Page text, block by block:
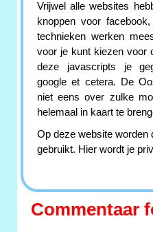
Vrijwel alle websites
knoppen voor
technieken werken
voor je kunt kiezen voor
deze javascripts je
google et cetera. De
niet eens over zulke
helemaal in kaart te
Op deze website worden
gebruikt. Hier wordt je
Commentaar